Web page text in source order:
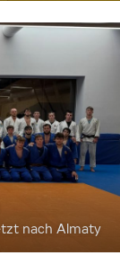
nach Almaty